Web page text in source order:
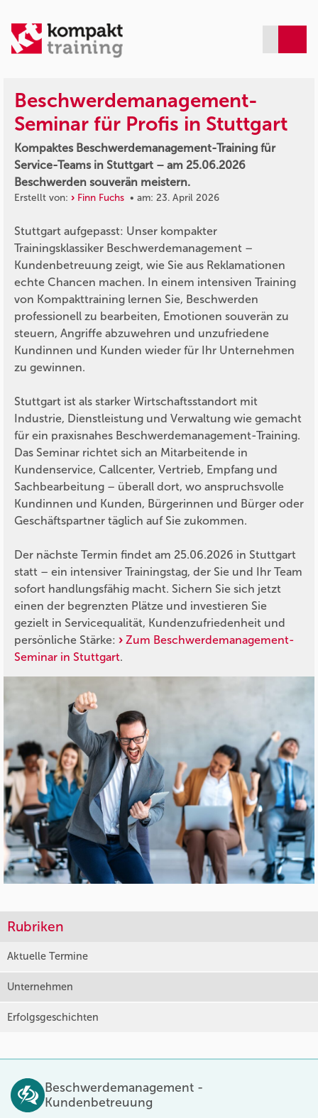
Beschwerdemanagement-
Seminar für Profis in Stuttgart
Kompaktes Beschwerdemanagement-Training für
Service-Teams in Stuttgart – am 25.06.2026
Beschwerden souverän meistern.
Erstellt von: Finn Fuchs • am: 23. April 2026
Stuttgart aufgepasst: Unser kompakter
Trainingsklassiker Beschwerdemanagement –
Kundenbetreuung zeigt, wie Sie aus Reklamationen
echte Chancen machen. In einem intensiven Training
von Kompakttraining lernen Sie, Beschwerden
professionell zu bearbeiten, Emotionen souverän zu
steuern, Angriffe abzuwehren und unzufriedene
Kundinnen und Kunden wieder für Ihr Unternehmen
zu gewinnen.
Stuttgart ist als starker Wirtschaftsstandort mit
Industrie, Dienstleistung und Verwaltung wie gemacht
für ein praxisnahes Beschwerdemanagement-Training.
Das Seminar richtet sich an Mitarbeitende in
Kundenservice, Callcenter, Vertrieb, Empfang und
Sachbearbeitung – überall dort, wo anspruchsvolle
Kundinnen und Kunden, Bürgerinnen und Bürger oder
Geschäftspartner täglich auf Sie zukommen.
Der nächste Termin findet am 25.06.2026 in Stuttgart
statt – ein intensiver Trainingstag, der Sie und Ihr Team
sofort handlungsfähig macht. Sichern Sie sich jetzt
einen der begrenzten Plätze und investieren Sie
gezielt in Servicequalität, Kundenzufriedenheit und
persönliche Stärke:
Zum Beschwerdemanagement-
Seminar in Stuttgart.
Rubriken
Aktuelle Termine
Unternehmen
Erfolgsgeschichten
Beschwerdemanagement -
Kundenbetreuung